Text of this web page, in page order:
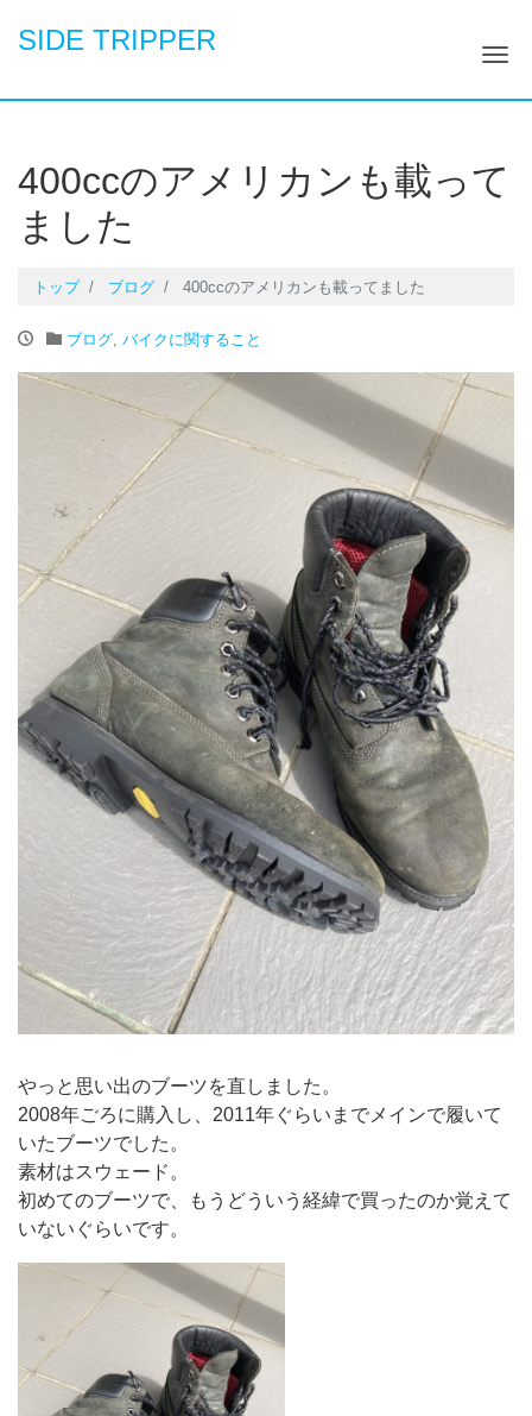
SIDE TRIPPER
ナ
400ccのアメリカンも載って
ました
トップ ブログ 400ccのアメリカンも載ってました
ブログ, バイクに関すること
やっと思い出のブーツを直しました。
2008年ごろに購入し、2011年ぐらいまでメインで履いて
いたブーツでした。
素材はスウェード。
初めてのブーツで、もうどういう経緯で買ったのか覚えて
いないぐらいです。